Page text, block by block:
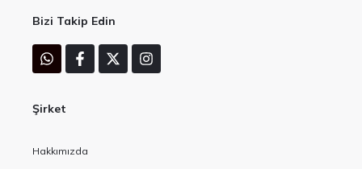
Bizi Takip Edin
Şirket
Hakkımızda